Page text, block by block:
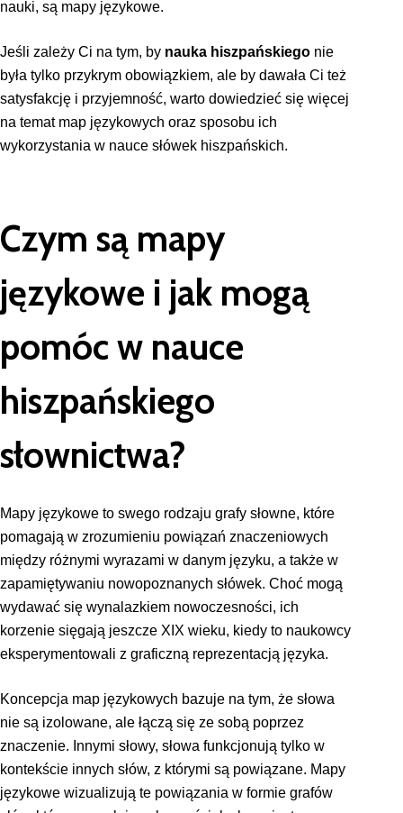
nauki, są mapy językowe.
Jeśli zależy Ci na tym, by nauka hiszpańskiego nie
była tylko przykrym obowiązkiem, ale by dawała Ci też
satysfakcję i przyjemność, warto dowiedzieć się więcej
na temat map językowych oraz sposobu ich
wykorzystania w nauce słówek hiszpańskich.
Czym są mapy
językowe i jak mogą
pomóc w nauce
hiszpańskiego
słownictwa?
Mapy językowe to swego rodzaju grafy słowne, które
pomagają w zrozumieniu powiązań znaczeniowych
między różnymi wyrazami w danym języku, a także w
zapamiętywaniu nowopoznanych słówek. Choć mogą
wydawać się wynalazkiem nowoczesności, ich
korzenie sięgają jeszcze XIX wieku, kiedy to naukowcy
eksperymentowali z graficzną reprezentacją języka.
Koncepcja map językowych bazuje na tym, że słowa
nie są izolowane, ale łączą się ze sobą poprzez
znaczenie. Innymi słowy, słowa funkcjonują tylko w
kontekście innych słów, z którymi są powiązane. Mapy
językowe wizualizują te powiązania w formie grafów